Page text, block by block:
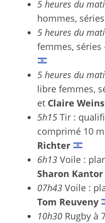
5 heures du
hommes,
5 heures du
femmes,
5 heures du
libre femmes,
et Claire
5h15 Tir :
comprimé 10
Richter
6h13 Voile :
Sharon Kantor
07h43 Voile :
Tom Reuveny
10h30 Rugby à